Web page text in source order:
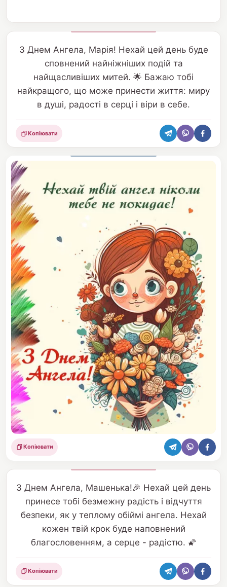
З Днем Ангела, Марія! Нехай цей день буде
сповнений найніжніших подій та
найщасливіших митей. 🌟 Бажаю тобі
найкращого, що може принести життя: миру
в душі, радості в серці і віри в себе.
Поділитися
Копіювати
Поділитися
Копіювати
З Днем Ангела, Машенька!🎉 Нехай цей день
принесе тобі безмежну радість і відчуття
безпеки, як у теплому обіймі ангела. Нехай
кожен твій крок буде наповнений
благословенням, а серце - радістю. 🌠
Поділитися
Копіювати